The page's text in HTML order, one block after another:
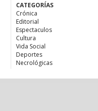
CATEGORÍAS
Crónica
Editorial
Espectaculos
Cultura
Vida Social
Deportes
Necrológicas